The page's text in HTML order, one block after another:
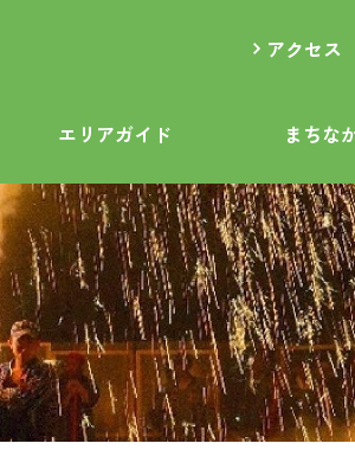
アクセス
エリアガイド まちな